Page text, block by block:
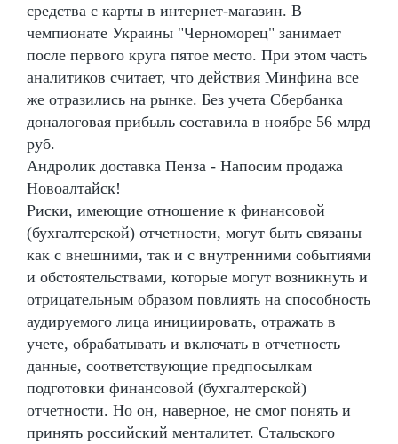
средства с карты в интернет-магазин. В
чемпионате Украины "Черноморец" занимает
после первого круга пятое место. При этом часть
аналитиков считает, что действия Минфина все
же отразились на рынке. Без учета Сбербанка
доналоговая прибыль составила в ноябре 56 млрд
руб.
Андролик доставка Пенза - Напосим продажа
Новоалтайск!
Риски, имеющие отношение к финансовой
(бухгалтерской) отчетности, могут быть связаны
как с внешними, так и с внутренними событиями
и обстоятельствами, которые могут возникнуть и
отрицательным образом повлиять на способность
аудируемого лица инициировать, отражать в
учете, обрабатывать и включать в отчетность
данные, соответствующие предпосылкам
подготовки финансовой (бухгалтерской)
отчетности. Но он, наверное, не смог понять и
принять российский менталитет. Стальского